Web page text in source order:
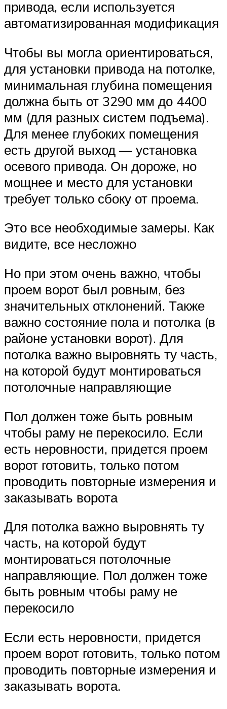
привода, если используется
автоматизированная модификация
Чтобы вы могла ориентироваться,
для установки привода на потолке,
минимальная глубина помещения
должна быть от 3290 мм до 4400
мм (для разных систем подъема).
Для менее глубоких помещения
есть другой выход — установка
осевого привода. Он дороже, но
мощнее и место для установки
требует только сбоку от проема.
Это все необходимые замеры. Как
видите, все несложно
Но при этом очень важно, чтобы
проем ворот был ровным, без
значительных отклонений. Также
важно состояние пола и потолка (в
районе установки ворот). Для
потолка важно выровнять ту часть,
на которой будут монтироваться
потолочные направляющие
Пол должен тоже быть ровным
чтобы раму не перекосило. Если
есть неровности, придется проем
ворот готовить, только потом
проводить повторные измерения и
заказывать ворота
Для потолка важно выровнять ту
часть, на которой будут
монтироваться потолочные
направляющие. Пол должен тоже
быть ровным чтобы раму не
перекосило
Если есть неровности, придется
проем ворот готовить, только потом
проводить повторные измерения и
заказывать ворота.